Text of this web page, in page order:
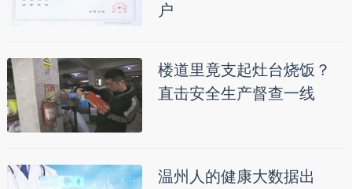
户
楼道里竟支起灶台烧饭？
直击安全生产督查一线
温州人的健康大数据出